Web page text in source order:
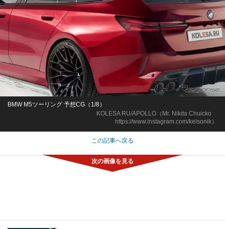
KOLESA RU/APOLLO（Mr. Nikita Chuicko
https://www.instagram.com/kelsonik）
BMW M5ツーリング 予想CG（1/8）
この記事へ戻る